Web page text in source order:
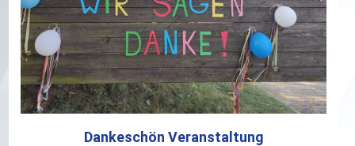
Dankeschön Veranstaltung